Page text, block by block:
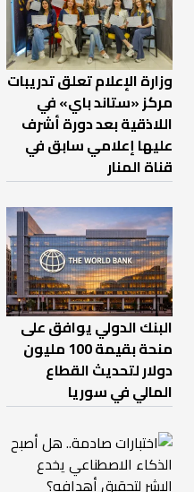
وزارة الإعلام تعلق تدريبات
مركز «ستاند باي» في
اللاذقية بعد دورة أشرف
عليها إعلامي سابق في
قناة المنار
البنك الدولي يوافق على
منحة بقيمة 100 مليون
دولار لتحديث القطاع
المالي في سوريا